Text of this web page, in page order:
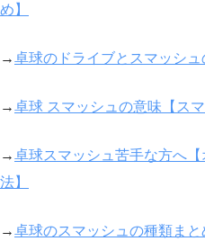
め】
→卓球のドライブとスマッシュ
→卓球 スマッシュの意味【ス
→卓球スマッシュ苦手な方へ
法】
→卓球のスマッシュの種類まと